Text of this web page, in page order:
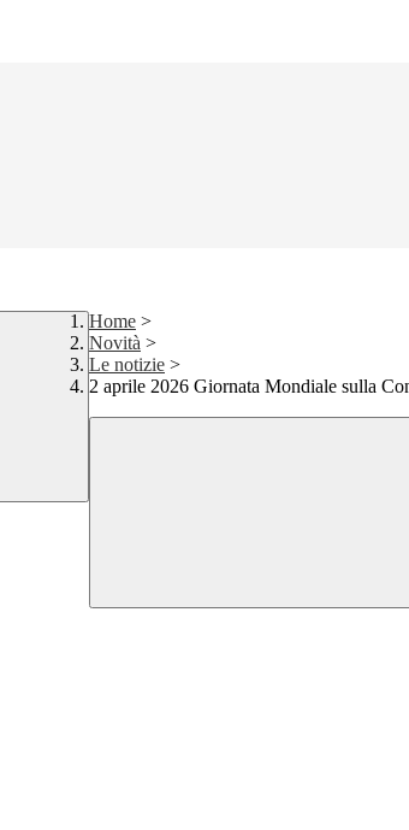
Home >
Novità >
Le notizie >
2 aprile 2026 Giornata Mondiale sulla